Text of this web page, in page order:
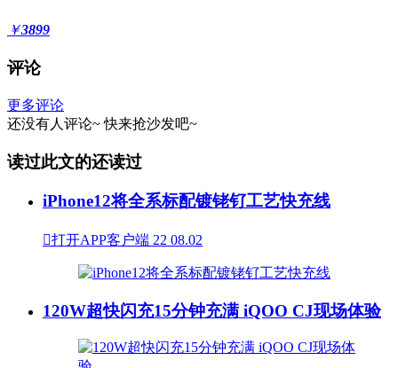
￥3899
评论
更多评论
还没有人评论~ 快来抢沙发吧~
读过此文的还读过
iPhone12将全系标配镀铑钌工艺快充线
打开APP客户端 22 08.02
120W超快闪充15分钟充满 iQOO CJ现场体验